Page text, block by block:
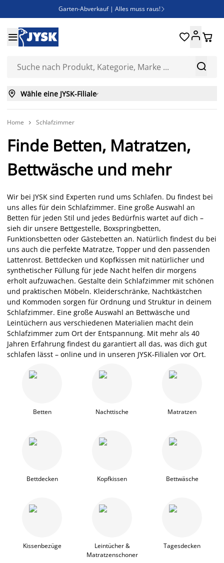
Garten-Abverkauf | Alles muss raus! 
Bist du Unternehmer? Entdecke JYSK-B2B
Esszimmerstuhl ADSLEV um nur 40€


 
 Wähle eine JYSK-Filiale
Home  Schlafzimmer
Finde Betten, Matratzen,
Bettwäsche und mehr
Wir bei JYSK sind Experten rund ums Schlafen. Du findest bei
uns alles für dein Schlafzimmer. Eine große Auswahl an
Betten für jeden Stil und jedes Bedürfnis wartet auf dich –
sieh dir unsere Bettgestelle, Boxspringbetten,
Funktionsbetten oder Gästebetten an. Natürlich findest du bei
uns auch die perfekte Matratze, Topper und den passenden
Lattenrost. Bettdecken und Kopfkissen mit natürlicher und
synthetischer Füllung für jede Nacht helfen dir morgens
erholt aufzuwachen. Gestalte dein Schlafzimmer mit schönen
und praktischen Möbeln. Kleiderschränke, Nachtkästchen
und Kommoden sorgen für Ordnung und Struktur in deinem
Schlafzimmer. Eine große Auswahl an Bettwäsche und
Leintüchern aus verschiedenen Materialien macht dein
Schlafzimmer zum Ort der Entspannung. Mit mehr als 40
Jahren Erfahrung findest du garantiert all das, was dich gut
schlafen lässt – online und in unseren JYSK-Filialen vor Ort.
Betten Nachttische Matratzen
Bettdecken Kopfkissen Bettwäsche
Kissenbezüge
Leintücher &
Matratzenschoner
Tagesdecken